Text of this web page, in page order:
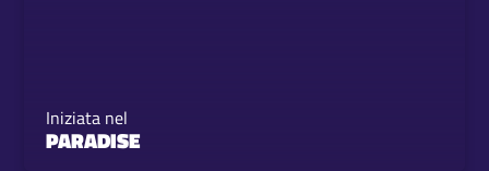
Iniziata nel
PARADISE